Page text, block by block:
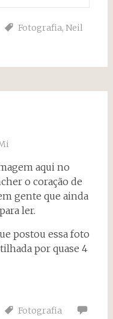
Fotografia, Neil
aqui no
o coração de
gente que ainda
ler.
postou essa foto
por quase 4
Fotografia